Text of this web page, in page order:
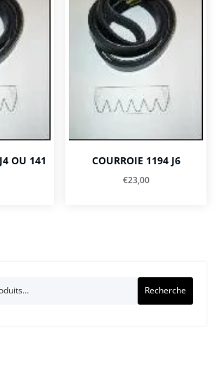
OU 141 COURROIE 1194 J6
€23,00
Recherche